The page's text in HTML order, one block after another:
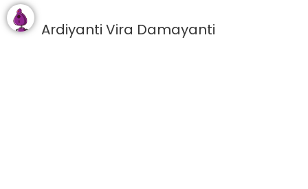
Ardiyanti Vira Damayanti